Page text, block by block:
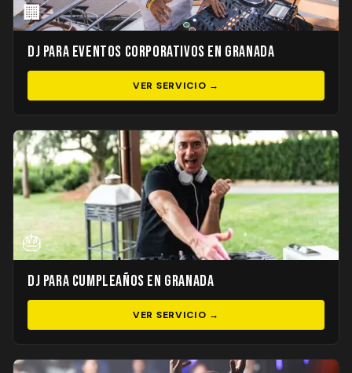
🏢
DJ para Eventos Corporativos en Granada
VER SERVICIO →
🎂
DJ para Cumpleaños en Granada
VER SERVICIO →